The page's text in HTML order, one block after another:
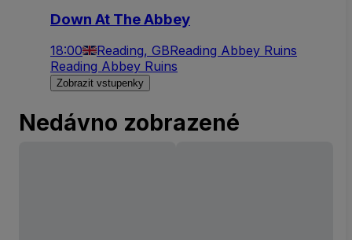
Down At The Abbey
18:00 Reading, GBReading Abbey Ruins
Reading Abbey Ruins
Zobrazit vstupenky
Nedávno zobrazené